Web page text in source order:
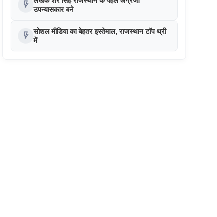
flash_on उपन्यासकार बने
flash_on सोशल मीडिया का बेहतर इस्तेमाल, राजस्थान टॉप थ्री
में